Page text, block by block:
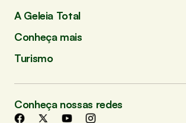
A Geleia Total
Conheça mais
Turismo
Conheça nossas redes